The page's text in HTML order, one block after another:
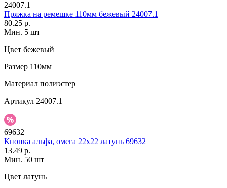
24007.1
Пряжка на ремешке 110мм бежевый 24007.1
80.25 р.
Мин. 5 шт
Цвет бежевый
Размер 110мм
Материал полиэстер
Артикул 24007.1
69632
Кнопка альфа, омега 22x22 латунь 69632
13.49 р.
Мин. 50 шт
Цвет латунь